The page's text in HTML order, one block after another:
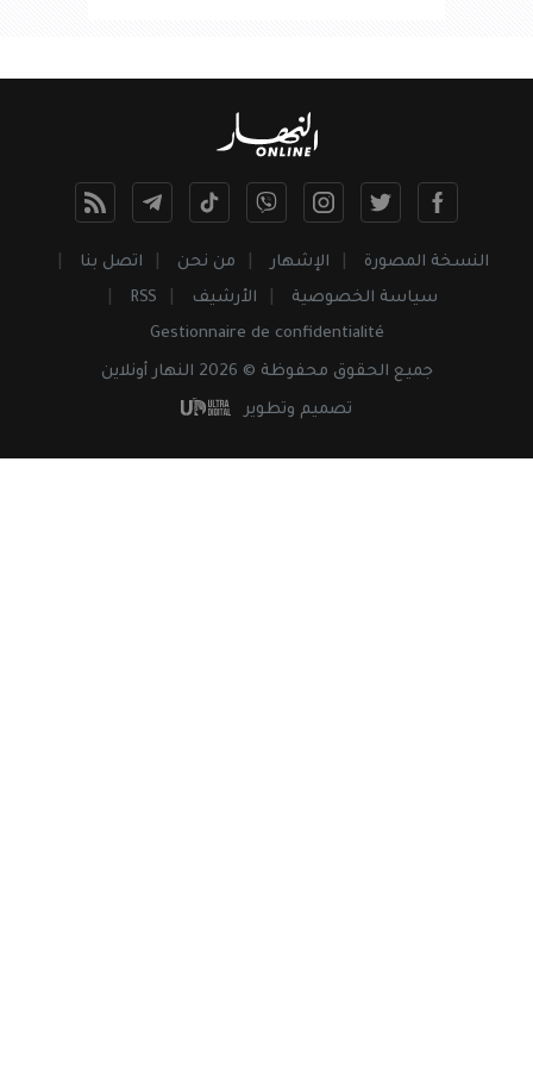
النسخة المصورة الإشهار من نحن
اتصل بنا
سياسة الخصوصية
الأرشيف
RSS
Gestionnaire de confidentialité
جميع الحقوق محفوظة © 2026 النهار أونلاين
تصميم وتطوير